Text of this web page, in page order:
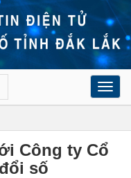
Công ty Cổ
số